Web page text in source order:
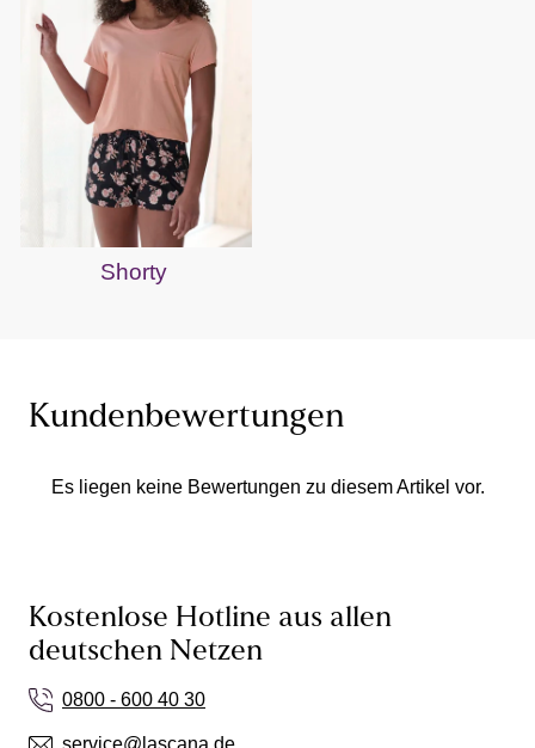
Shorty
Kundenbewertungen
Es liegen keine Bewertungen zu diesem Artikel vor.
Kostenlose Hotline aus allen
deutschen Netzen
0800 - 600 40 30